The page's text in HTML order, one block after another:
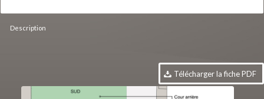
Description
Télécharger la fiche PDF